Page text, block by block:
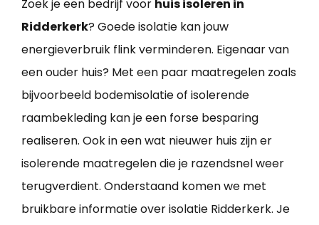
Zoek je een bedrijf voor huis isoleren in
Ridderkerk? Goede isolatie kan jouw
energieverbruik flink verminderen. Eigenaar van
een ouder huis? Met een paar maatregelen zoals
bijvoorbeeld bodemisolatie of isolerende
raambekleding kan je een forse besparing
realiseren. Ook in een wat nieuwer huis zijn er
isolerende maatregelen die je razendsnel weer
terugverdient. Onderstaand komen we met
bruikbare informatie over isolatie Ridderkerk. Je